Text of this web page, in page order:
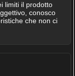
limiti il prodotto
conosco
che non ci